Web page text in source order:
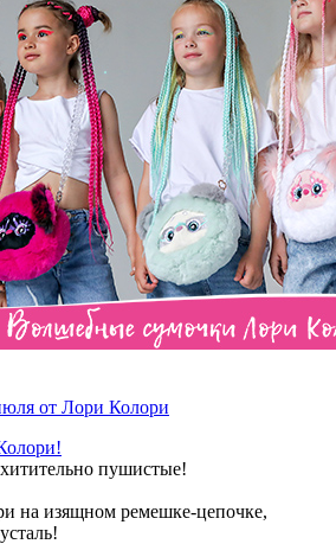
от Лори Колори
пушистые!
на изящном ремешке-цепочке,